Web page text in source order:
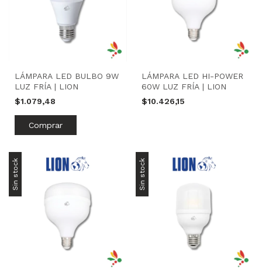
LÁMPARA LED BULBO 9W
LUZ FRÍA | LION
$1.079,48
LÁMPARA LED HI-POWER
60W LUZ FRÍA | LION
$10.426,15
Sin stock Sin stock